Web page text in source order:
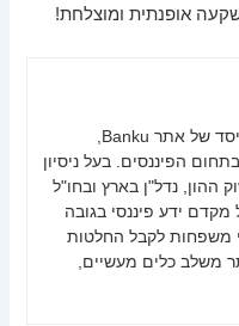
אופנתית ומוצלחת!
הפיננסים. בעל ניסיון
ההון, נדל"ן בארץ ובחו"ל
מקדם ידע פיננסי בגובה
משפחות לקבל החלטות
משלב כלים מעשיים,